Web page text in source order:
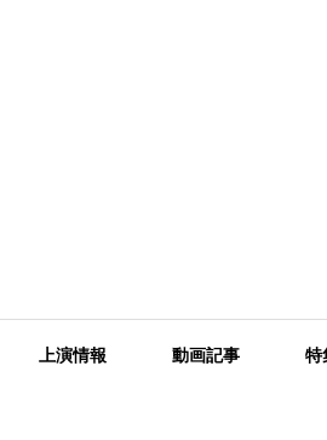
上演情報 動画記事 特